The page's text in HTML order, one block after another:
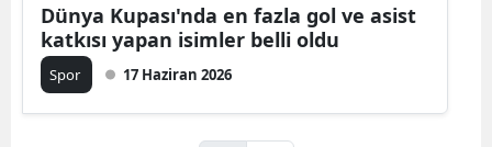
Dünya Kupası'nda en fazla gol ve asist
katkısı yapan isimler belli oldu
Spor 17 Haziran 2026